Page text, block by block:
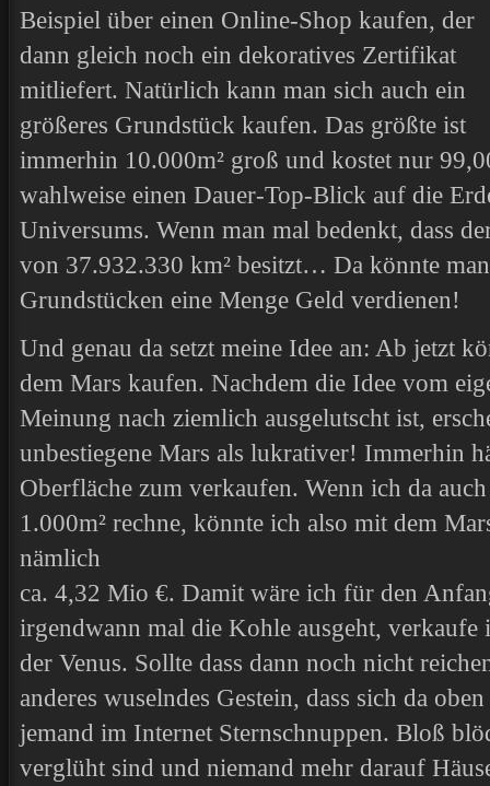
Beispiel über einen Online-Shop kaufen, der
dann gleich noch ein dekoratives Zertifikat
mitliefert. Natürlich kann man sich auch ein
größeres Grundstück kaufen. Das größte ist
immerhin 10.000m² groß und kostet nur
wahlweise einen Dauer-Top-Blick auf die
Universums. Wenn man mal bedenkt, dass
von 37.932.330 km² besitzt… Da könnte
Grundstücken eine Menge Geld verdienen!
Und genau da setzt meine Idee an: Ab jetzt
dem Mars kaufen. Nachdem die Idee vom
Meinung nach ziemlich ausgelutscht ist,
unbestiegene Mars als lukrativer! Immerhin
Oberfläche zum verkaufen. Wenn ich da
1.000m² rechne, könnte ich also mit dem
nämlich
ca. 4,32 Mio €. Damit wäre ich für den
irgendwann mal die Kohle ausgeht, verkaufe
der Venus. Sollte dass dann noch nicht
anderes wuselndes Gestein, dass sich da
jemand im Internet Sternschnuppen. Bloß
verglüht sind und niemand mehr darauf